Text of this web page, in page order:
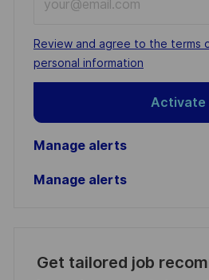
Email
address
(Required)
Required
Review and agree to the terms
personal information
Activate
Manage alerts
Manage alerts
Get tailored job